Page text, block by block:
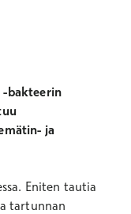
-bakteerin
ja
Eniten tautia
tartunnan